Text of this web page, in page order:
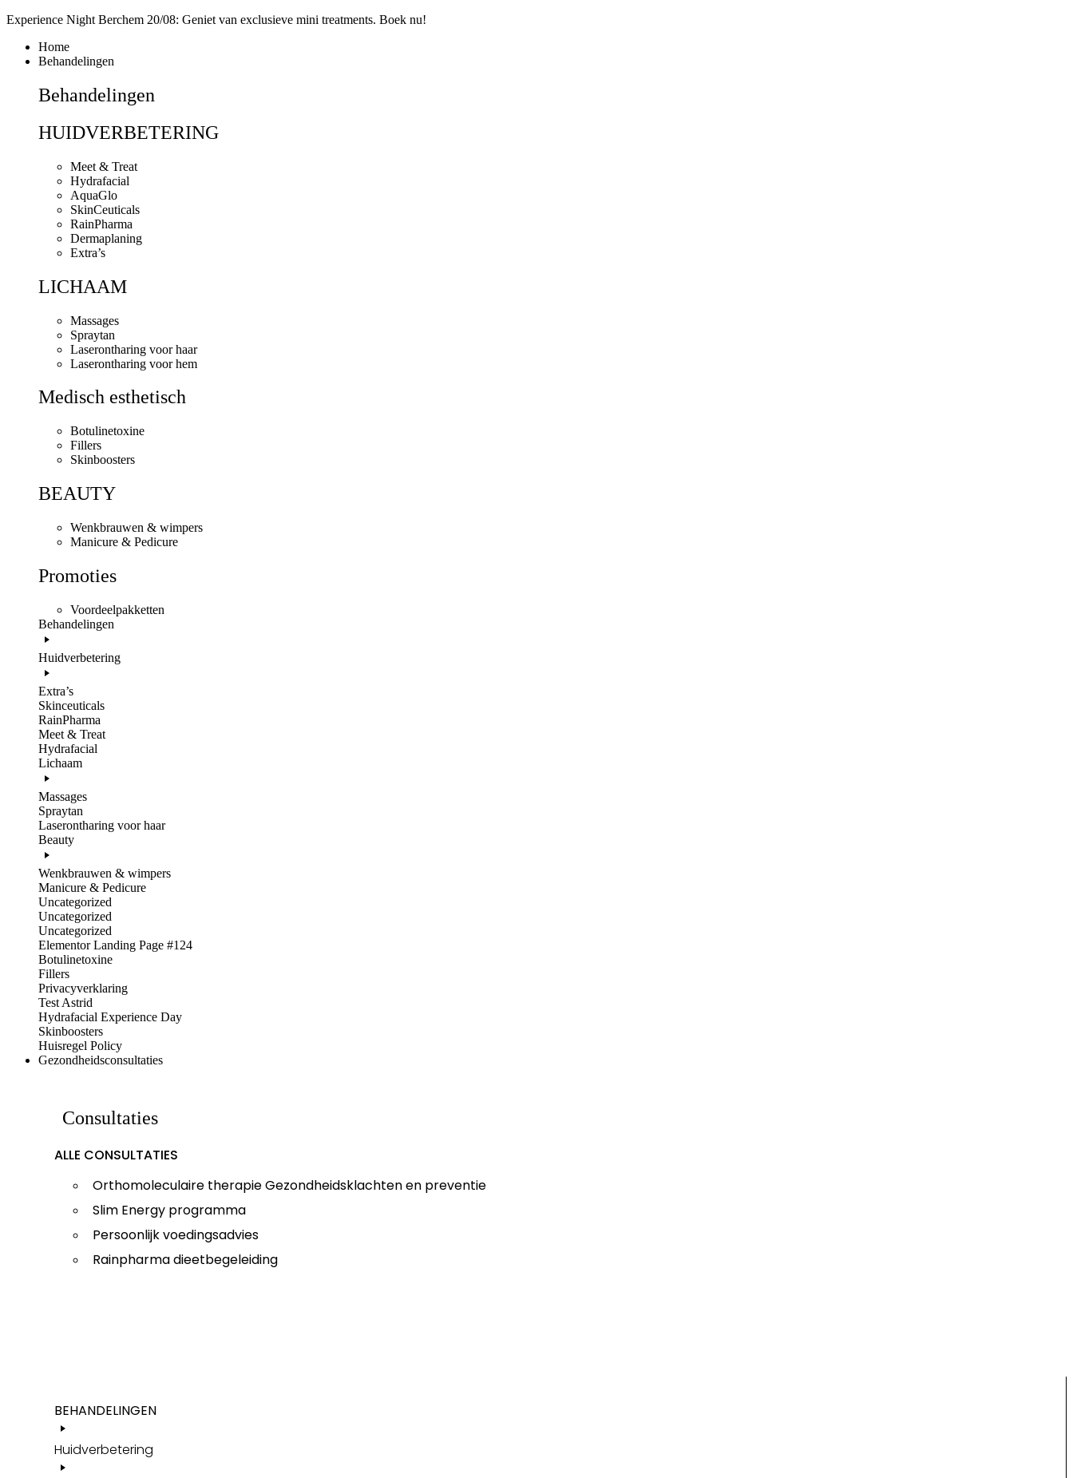
Ga
inhoud
Experience Night Berchem 20/08: Geniet van exclusieve mini treatments. Boek nu!
Home
Behandelingen
Behandelingen
HUIDVERBETERING
Meet & Treat
Hydrafacial
AquaGlo
SkinCeuticals
RainPharma
Dermaplaning
Extra’s
LICHAAM
Massages
Spraytan
Laserontharing voor haar
Laserontharing voor hem
Medisch esthetisch
Botulinetoxine
Fillers
Skinboosters
BEAUTY
Wenkbrauwen & wimpers
Manicure & Pedicure
Promoties
Voordeelpakketten
Behandelingen
Huidverbetering
Extra’s
Skinceuticals
RainPharma
Meet & Treat
Hydrafacial
Lichaam
Massages
Spraytan
Laserontharing voor haar
Beauty
Wenkbrauwen & wimpers
Manicure & Pedicure
Uncategorized
Uncategorized
Uncategorized
Elementor Landing Page #124
Botulinetoxine
Fillers
Privacyverklaring
Test Astrid
Hydrafacial Experience Day
Skinboosters
Huisregel Policy
Gezondheidsconsultaties
Consultaties
ALLE CONSULTATIES
Orthomoleculaire therapie Gezondheidsklachten en preventie
Slim Energy programma
Persoonlijk voedingsadvies
Rainpharma dieetbegeleiding
BEHANDELINGEN
Huidverbetering